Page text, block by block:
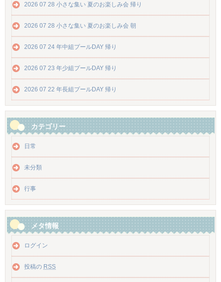
2026 07 28 小さな集い 夏のお楽しみ会 帰り
2026 07 28 小さな集い 夏のお楽しみ会 朝
2026 07 24 年中組プールDAY 帰り
2026 07 23 年少組プールDAY 帰り
2026 07 22 年長組プールDAY 帰り
カテゴリー
日常
未分類
行事
メタ情報
ログイン
投稿の RSS